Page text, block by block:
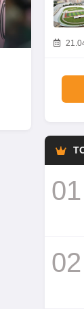
01
02